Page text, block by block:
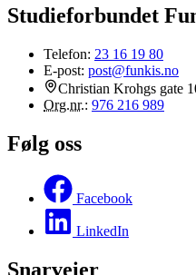
Studieforbundet
Telefon: 23 16 19 80
E-post: post@funkis.no
Christian Krohgs gate
Org.nr.: 976 216 989
Følg oss
Facebook
LinkedIn
Snarveier